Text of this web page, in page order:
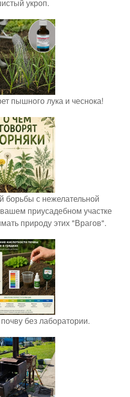
укроп.
пышного лука и чеснока!
борьбы с нежелательной
приусадебном участке
природу этих "Врагов".
без лаборатории.